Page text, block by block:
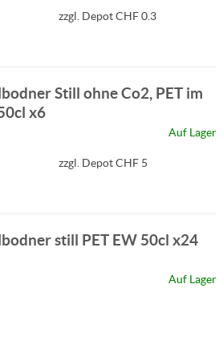
zzgl. Depot CHF 0.3
Still ohne Co2, PET im
x6
Auf Lager
zzgl. Depot CHF 5
still PET EW 50cl x24
Auf Lager